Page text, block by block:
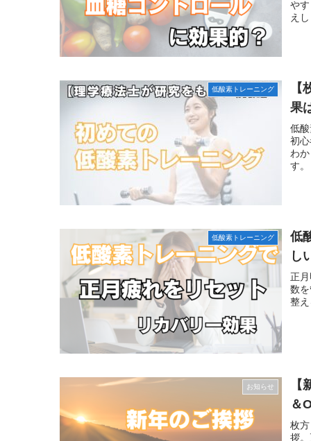
や
え
低酸素トレーニング
果
低
初
わ
す。
低酸素トレーニング
低
し
正
数
整
お知らせ
＆
枚
拶